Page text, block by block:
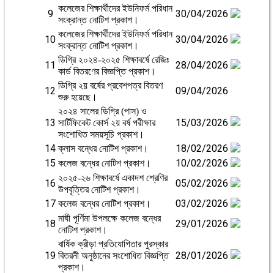
9 কলেজের শিক্ষার্থীদের ইউনিফর্ম পরিধান
সংক্রান্ত নোটিশ প্রকাশ।
30/04/2026
10 কলেজের শিক্ষার্থীদের ইউনিফর্ম পরিধান
সংক্রান্ত নোটিশ প্রকাশ।
30/04/2026
11 ডিগ্রি ২০২৪-২০২৫ শিক্ষাবর্ষে রেজিঃ
কার্ড বিতরণের বিজ্ঞপ্তি প্রকাশ।
28/04/2026
12 ডিগ্রি ২য় বর্ষের প্রবেশপত্র বিতরণ
শুরু হয়েছে।
09/04/2026
13
২০২৪ সালের ডিগ্রি (পাস) ও
সার্টিফিকেট কোর্স ২য় বর্ষ পরীক্ষার
সংশোধিত সময়সূচি প্রকাশ।
15/03/2026
14 ক্লাস বন্ধের নোটিশ প্রকাশ।
18/02/2026
15 কলেজ বন্ধের নোটিশ প্রকাশ।
10/02/2026
16 ২০২৫-২৬ শিক্ষাবর্ষে একাদশ শ্রেণির
উপবৃত্তির নোটিশ প্রকাশ।
05/02/2026
17 কলেজ বন্ধের নোটিশ প্রকাশ।
03/02/2026
18 মাঘী পূর্ণিমা উপলক্ষে কলেজ বন্ধের
নোটিশ প্রকাশ।
29/01/2026
19
বার্ষিক ক্রীড়া প্রতিযোগিতার পুরস্কার
বিতরনী অনুষ্ঠানের সংশোধিত বিজ্ঞপ্তি
প্রকাশ।
28/01/2026